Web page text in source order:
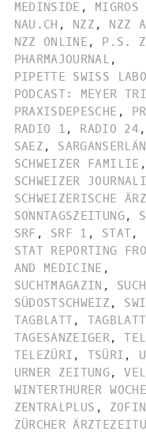
MEDINSIDE , MIGROS
NAU.CH , NZZ , NZZ
NZZ ONLINE , P.S.
PHARMAJOURNAL ,
PIPETTE SWISS
PODCAST: MEYER
PRAXISDEPESCHE ,
RADIO 1 , RADIO 24,
SAEZ ,
SCHWEIZER FAMILIE ,
SCHWEIZER
SCHWEIZERISCHE
SONNTAGSZEITUNG,
SRF , SRF 1 , STAT,
STAT REPORTING
AND MEDICINE ,
SUCHTMAGAZIN ,
SÜDOSTSCHWEIZ ,
TAGBLATT,
TAGESANZEIGER,
TELEZÜRI , TSÜRI ,
URNER ZEITUNG,
WINTERTHURER WOCHE
ZENTRALPLUS ,
ZÜRCHER